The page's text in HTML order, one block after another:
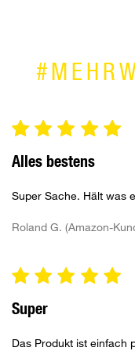
Alles bestens
Super Sache. Hält was
Roland G. (Amazon-
Super
Das Produkt ist einfach